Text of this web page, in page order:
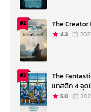
#2 The Creator
4.3
#3
The
แทสติก 4 จุด
5.0